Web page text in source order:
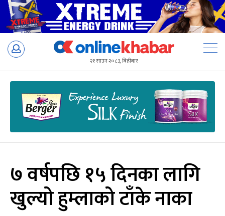
Skip
२१ साउन २०८३, बिहीबार
७ वर्षपछि १५ दिनका लागि
खुल्यो हुम्लाको टाँके नाका